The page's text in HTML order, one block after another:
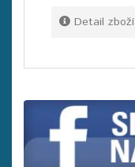
Detail zboží